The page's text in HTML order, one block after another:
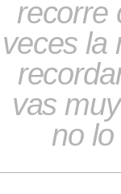
recorre
veces la
vas
no